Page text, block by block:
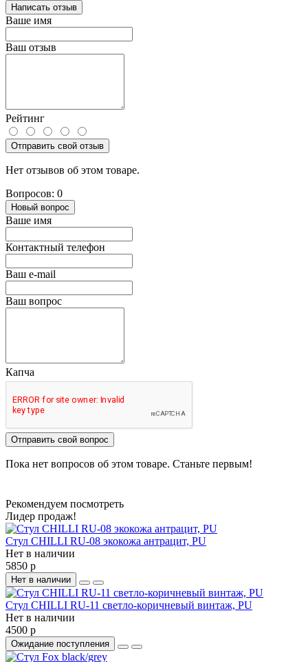
Написать отзыв
Ваше имя
Ваш отзыв
Рейтинг
Отправить свой отзыв
Нет отзывов об этом товаре.
Вопросов: 0
Новый вопрос
Ваше имя
Контактный телефон
Ваш e-mail
Ваш вопрос
Капча
Отправить свой вопрос
Пока нет вопросов об этом товаре. Станьте первым!
Рекомендуем посмотреть
Лидер продаж!
Стул CHILLI RU-08 экокожа антрацит, PU
Нет в наличии
5850 р
Нет в наличии
Стул CHILLI RU-11 светло-коричневый винтаж, PU
Нет в наличии
4500 р
Ожидание поступления